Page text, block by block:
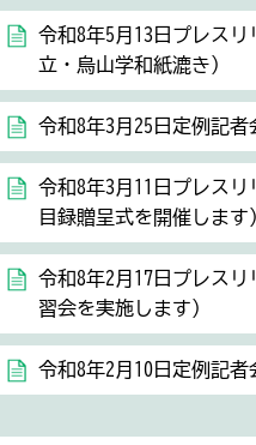
令和8年5月13日プレス
立・烏山学和紙漉き）
令和8年3月25日定例記者
令和8年3月11日プレス
目録贈呈式を開催します
令和8年2月17日プレス
習会を実施します）
令和8年2月10日定例記者